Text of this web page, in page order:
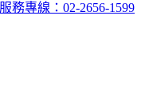
務專線：02-2656-1599